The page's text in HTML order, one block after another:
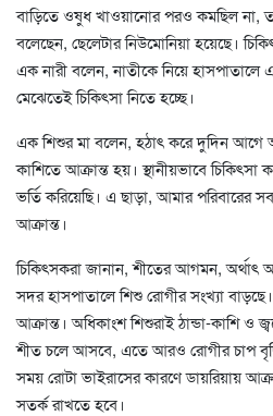
বাড়িতে ওষুধ খাওয়ানোর পরও কমছিল না,
বলেছেন, ছেলেটার নিউমোনিয়া হয়েছে।
এক নারী বলেন, নাতীকে নিয়ে হাসপাতালে
মেঝেতেই চিকিৎসা নিতে হচ্ছে।
এক শিশুর মা বলেন, হঠাৎ করে দুদিন আগে
কাশিতে আক্রান্ত হয়। স্থানীয়ভাবে
ভর্তি করিয়েছি। এ ছাড়া, আমার পরিবারের
আক্রান্ত।
চিকিৎসকরা জানান, শীতের আগমন, অর্থাৎ
সদর হাসপাতালে শিশু রোগীর সংখ্যা
আক্রান্ত। অধিকাংশ শিশুরাই ঠান্ডা-কাশি
শীত চলে আসবে, এতে আরও রোগীর চাপ
সময় রোটা ভাইরাসের কারণে ডায়রিয়ায়
সতর্ক রাখতে হবে।